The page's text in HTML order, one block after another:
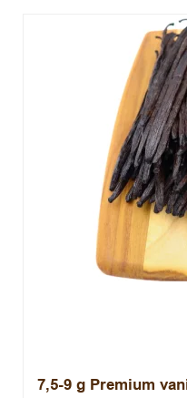
7,5-9 g Premium